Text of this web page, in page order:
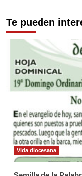
Te pueden
Vida diocesana